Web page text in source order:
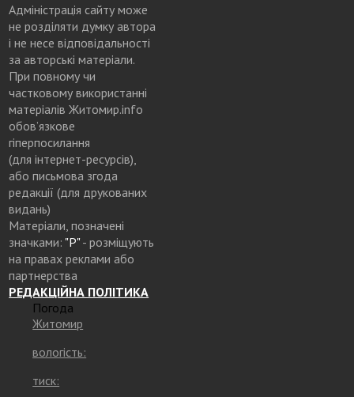
Адміністрація сайту може
не розділяти думку автора
і не несе відповідальності
за авторські матеріали.
При повному чи
частковому використанні
матеріалів Житомир.info
обов’язкове
гіперпосилання
(для інтернет-ресурсів),
або письмова згода
редакції (для друкованих
видань)
Матеріали, позначені
значками: "Р"- розміщують
на правах реклами або
партнерства
РЕДАКЦІЙНА ПОЛІТИКА
Погода
Житомир
вологість:
тиск: